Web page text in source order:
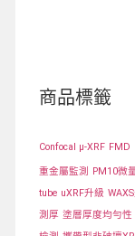
商品標籤
Confocal μ-XRF FMD
重金屬監測 PM10微
tube uXRF升級
測厚 塗層厚度均勻性